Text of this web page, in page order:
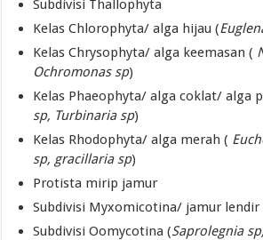
Subdivisi Thallophyta
Kelas Chlorophyta/ alga hijau (
Kelas Chrysophyta/ alga keemasan (
Ochromonas sp)
Kelas Phaeophyta/ alga coklat/ alga
sp, Turbinaria sp)
Kelas Rhodophyta/ alga merah (
sp, gracillaria sp)
Protista mirip jamur
Subdivisi Myxomicotina/ jamur lendir
Subdivisi Oomycotina (Saprolegnia